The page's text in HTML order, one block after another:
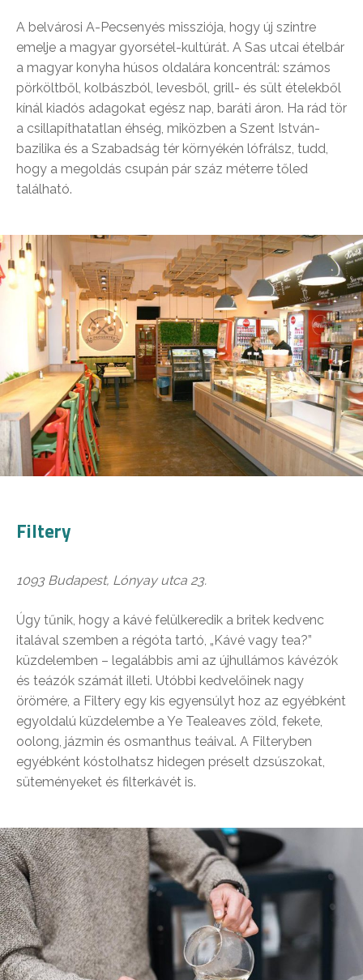
A belvárosi A-Pecsenyés missziója, hogy új szintre
emelje a magyar gyorsétel-kultúrát. A Sas utcai ételbár
a magyar konyha húsos oldalára koncentrál: számos
pörköltből, kolbászból, levesből, grill- és sült ételekből
kínál kiadós adagokat egész nap, baráti áron. Ha rád tör
a csillapíthatatlan éhség, miközben a Szent István-
bazilika és a Szabadság tér környékén lófrálsz, tudd,
hogy a megoldás csupán pár száz méterre tőled
található.
Filtery
1093 Budapest, Lónyay utca 23.
Úgy tűnik, hogy a kávé felülkeredik a britek kedvenc
italával szemben a régóta tartó, „Kávé vagy tea?”
küzdelemben – legalábbis ami az újhullámos kávézók
és teázók számát illeti. Utóbbi kedvelőinek nagy
örömére, a Filtery egy kis egyensúlyt hoz az egyébként
egyoldalú küzdelembe a Ye Tealeaves zöld, fekete,
oolong, jázmin és osmanthus teáival. A Filteryben
egyébként kóstolhatsz hidegen préselt dzsúszokat,
süteményeket és filterkávét is.